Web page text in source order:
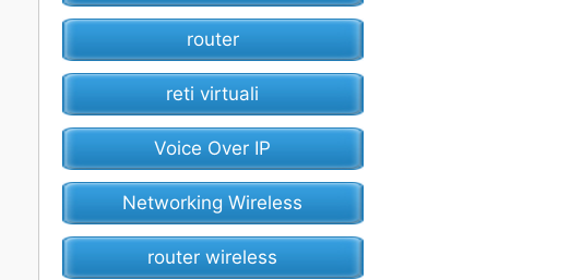
router
reti virtuali
Voice Over IP
Networking Wireless
router wireless